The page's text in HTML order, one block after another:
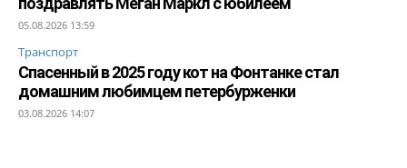
05.08.2026 13:59
Транспорт
Спасенный в 2025 году кот на Фонтанке стал
домашним любимцем петербурженки
03.08.2026 14:07